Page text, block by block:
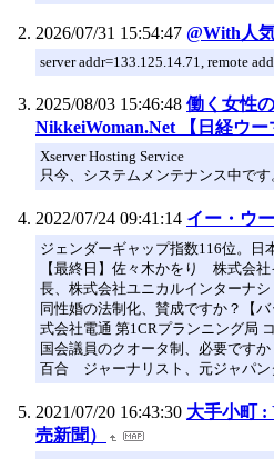
2026/07/31 15:54:47 @With人
server addr=133.125.14.71, remote
2025/08/03 15:46:48 働く女性
NikkeiWoman.Net 【日経ウー
Xserver Hosting Service
只今、システムメンテナンス中です
2022/07/24 09:41:14 イー・ウ
ジェンダーギャップ指数116位。日
【最終日】佐々木かをり 株式会
長、株式会社ユニカルインターナ
同性婚の法制化、賛成ですか？【
式会社電通 第1CRプランニング局
国会議員のクオータ制、必要です
百合 ジャーナリスト、元ジャパン
2021/07/20 16:43:30 大手小町
売新聞）